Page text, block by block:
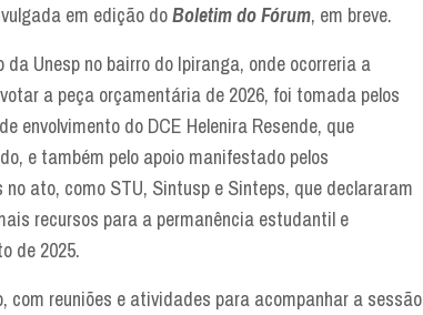
em edição doBoletim do Fórum, em breve.
Unesp no bairro do Ipiranga, onde ocorreria a
a peça orçamentária de 2026, foi tomada pelos
envolvimento do DCE Helenira Resende, que
e também pelo apoio manifestado pelos
ato, como STU, Sintusp e Sinteps, que declararam
recursos para a permanência estudantil e
de 2025.
com reuniões e atividades para acompanhar a sessão